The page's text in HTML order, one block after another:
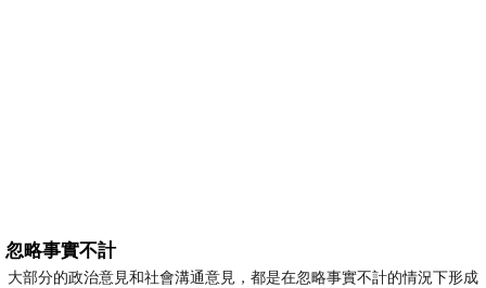
忽略事實不計
大部分的政治意見和社會溝通意見，都是在忽略事實不計的情況下形成